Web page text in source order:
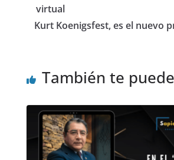
virtual
Kurt Koenigsfest, es el nuevo
También te